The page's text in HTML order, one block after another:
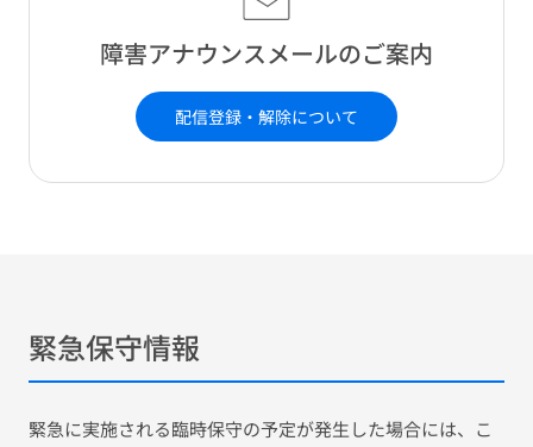
障害アナウンスメールのご案内
配信登録・解除について
緊急保守情報
緊急に実施される臨時保守の予定が発生した場合には、こ